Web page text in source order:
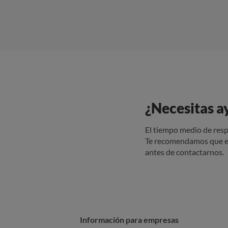
¿Necesitas
El tiempo medio de
Te recomendamos que
antes de contactarnos.
Información para empresas